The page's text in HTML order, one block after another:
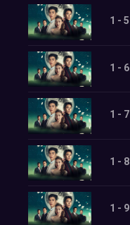
1 - 5
1 - 6
1 - 7
1 - 8
1 - 9